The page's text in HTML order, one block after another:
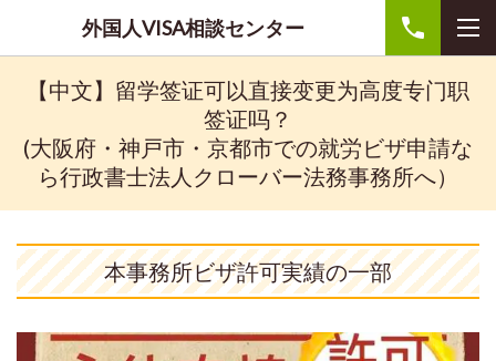
外国人VISA相談センター
【中文】留学签证可以直接变更为高度专门职
签证吗？
(大阪府・神戸市・京都市での就労ビザ申請な
ら行政書士法人クローバー法務事務所へ）
本事務所ビザ許可実績の一部